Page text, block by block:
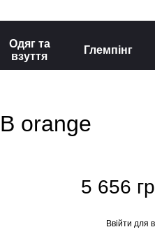
Одяг та
взуття
Глемпінг
orange
5 656
Ввійти для